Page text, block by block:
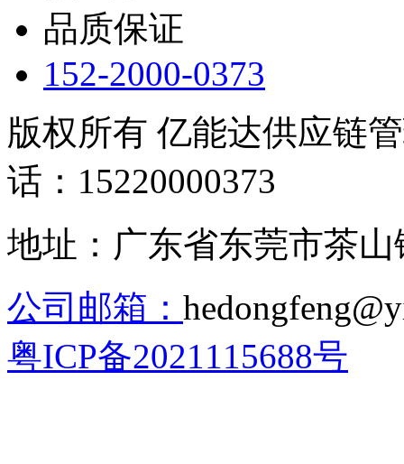
品质保证
152-2000-0373
版权所有 亿能达供应链
话：15220000373
地址：广东省东莞市茶
公司邮箱：
粤ICP备2021115688号